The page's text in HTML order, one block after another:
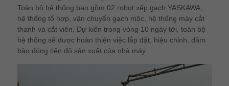
Toàn bộ hệ thống bao gồm 02 robot xếp gạch YASKAWA,
hệ thống tổ hợp, vận chuyển gạch mộc, hệ thống máy cắt
thanh và cắt viên. Dự kiến trong vòng 10 ngày tới, toàn bộ
hệ thống sẽ được hoàn thiện việc lắp đặt, hiệu chỉnh, đảm
bảo đúng tiến độ sản xuất của nhà máy.